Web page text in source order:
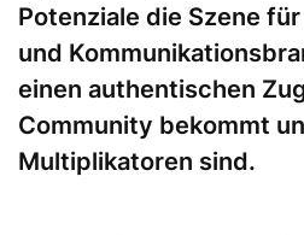
Potenziale die Szene
und
einen authentischen
Community bekommt
Multiplikatoren sind.